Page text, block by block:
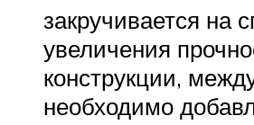
закручивается на
увеличения
конструкции,
необходимо